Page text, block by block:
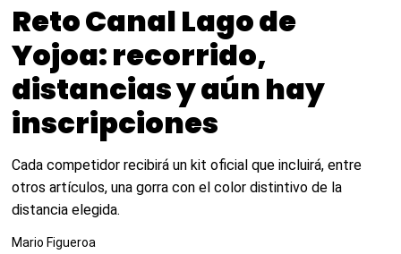
Reto Canal Lago de
Yojoa: recorrido,
distancias y aún hay
inscripciones
Cada competidor recibirá un kit oficial que incluirá, entre
otros artículos, una gorra con el color distintivo de la
distancia elegida.
Mario Figueroa